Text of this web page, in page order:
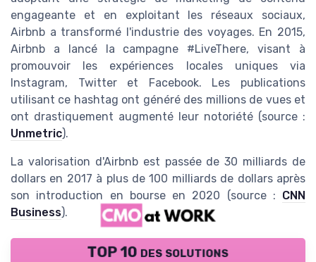
engageante et en exploitant les réseaux sociaux,
Airbnb a transformé l'industrie des voyages. En 2015,
Airbnb a lancé la campagne #LiveThere, visant à
promouvoir les expériences locales uniques via
Instagram, Twitter et Facebook. Les publications
utilisant ce hashtag ont généré des millions de vues et
ont drastiquement augmenté leur notoriété (source :
Unmetric).
La valorisation d'Airbnb est passée de 30 milliards de
dollars en 2017 à plus de 100 milliards de dollars après
son introduction en bourse en 2020 (source : CNN
Business).
TOP 10 des solutions